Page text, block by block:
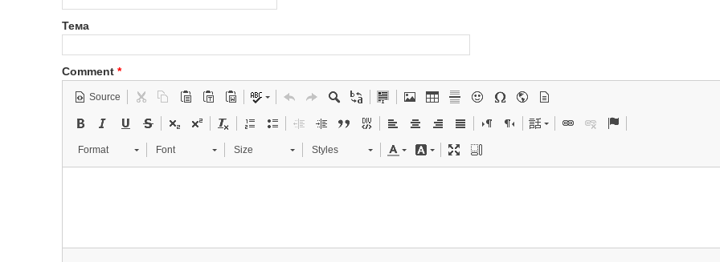
Тема
Comment *
Source
Format Font Size Styles